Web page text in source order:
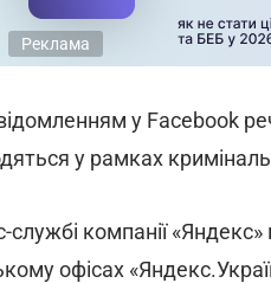
Реклама
у Facebook
у рамках
службі компанії
офісах